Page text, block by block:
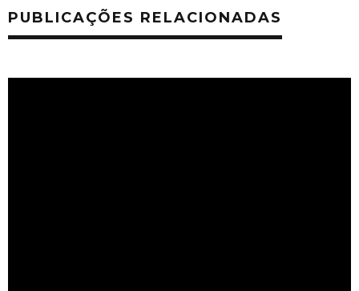
PUBLICAÇÕES RELACIONADAS